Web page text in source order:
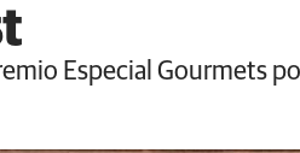
Especial Gourmets